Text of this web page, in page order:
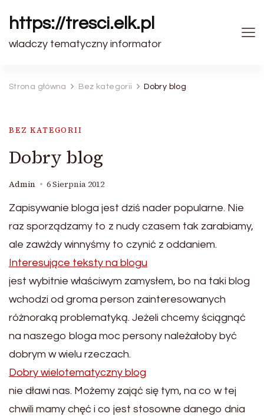
https://tresci.elk.pl
wladczy tematyczny informator
Strona główna Bez kategorii Dobry blog
BEZ KATEGORII
Dobry blog
Admin 6 Sierpnia 2012
Zapisywanie bloga jest dziś nader popularne. Nie
raz sporządzamy to z nudy czasem tak zarabiamy,
ale zawżdy winnyśmy to czynić z oddaniem.
Interesujące teksty na blogu
jest wybitnie właściwym zamysłem, bo na taki blog
wchodzi od groma person zainteresowanych
różnoraką problematyką. Jeżeli chcemy ściągnąć
na naszego bloga moc persony należałoby być
dobrym w wielu rzeczach.
Dobry wielotematyczny blog
nie dławi nas. Możemy zająć się tym, na co w tej
chwili mamy chęć i co jest stosowne danego dnia